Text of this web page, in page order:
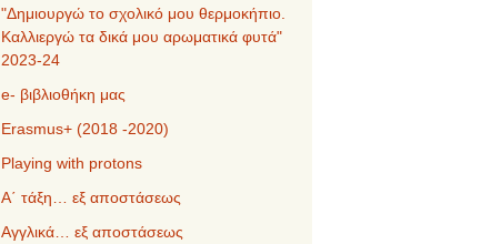
"Δημιουργώ το σχολικό μου θερμοκήπιο.
Καλλιεργώ τα δικά μου αρωματικά φυτά"
2023-24
e- βιβλιοθήκη μας
Erasmus+ (2018 -2020)
Playing with protons
Α΄ τάξη… εξ αποστάσεως
Αγγλικά… εξ αποστάσεως